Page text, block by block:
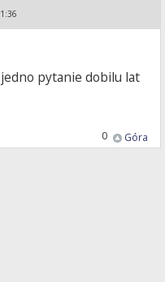
pytanie dobilu lat
Góra
0